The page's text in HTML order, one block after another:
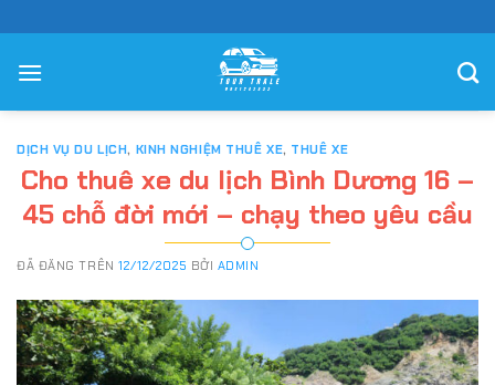
đến
nội
DỊCH VỤ DU LỊCH, KINH NGHIỆM THUÊ XE, THUÊ XE
Cho thuê xe du lịch Bình Dương 16 –
45 chỗ đời mới – chạy theo yêu cầu
ĐÃ ĐĂNG TRÊN12/12/2025 BỞI ADMIN